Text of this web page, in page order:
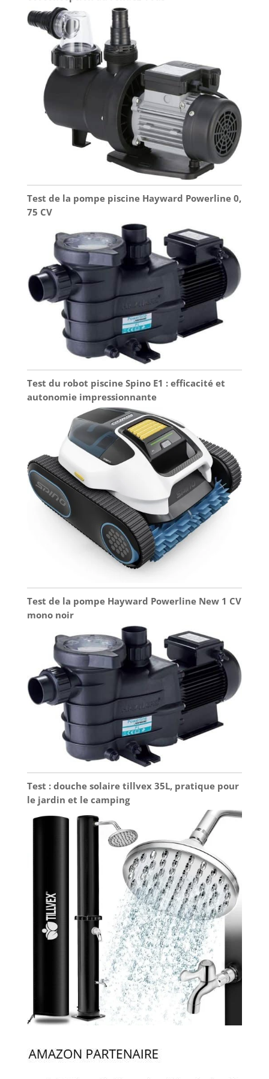
plus silencieux, créant ainsi un environnement
plus confortable pour la baignade et les jeux
aquatiques dans le jardin. Solution complète pour
piscine : conçu pour les piscines hors sol, les
piscines gonflables et les piscines de jardin
domestique, ce kit de pompe de filtre de piscine
offre une filtration pratique, des accessoires inclus
et une manipulation simple dans un seul colis, ce
qui rend l'entretien de routine de la piscine plus
facile pour les familles et les utilisateurs
saisonniers.
Test de la pompe piscine Hayward Powerline 0,
75 CV
Test du robot piscine Spino E1 : efficacité et
autonomie impressionnante
Test de la pompe Hayward Powerline New 1 CV
mono noir
Test : douche solaire tillvex 35L, pratique pour
le jardin et le camping